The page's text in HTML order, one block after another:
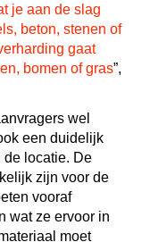
je aan de slag
beton, stenen of
gaat
bomen of gras”,
wel
een duidelijk
de locatie. De
zijn voor de
vooraf
wat ze ervoor in
moet